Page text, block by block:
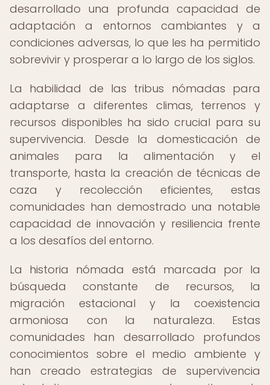
desarrollado una profunda capacidad de
adaptación a entornos cambiantes y a
condiciones adversas, lo que les ha permitido
sobrevivir y prosperar a lo largo de los siglos.
La habilidad de las tribus nómadas para
adaptarse a diferentes climas, terrenos y
recursos disponibles ha sido crucial para su
supervivencia. Desde la domesticación de
animales para la alimentación y el
transporte, hasta la creación de técnicas de
caza y recolección eficientes, estas
comunidades han demostrado una notable
capacidad de innovación y resiliencia frente
a los desafíos del entorno.
La historia nómada está marcada por la
búsqueda constante de recursos, la
migración estacional y la coexistencia
armoniosa con la naturaleza. Estas
comunidades han desarrollado profundos
conocimientos sobre el medio ambiente y
han creado estrategias de supervivencia